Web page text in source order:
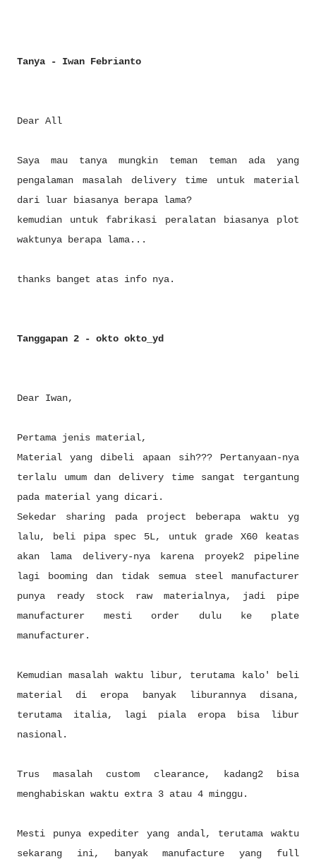
Tanya - Iwan Febrianto
Dear All
Saya mau tanya mungkin teman teman ada yang
pengalaman masalah delivery time untuk material
dari luar biasanya berapa lama?
kemudian untuk fabrikasi peralatan biasanya plot
waktunya berapa lama...
thanks banget atas info nya.
Tanggapan 2 - okto okto_yd
Dear Iwan,
Pertama jenis material,
Material yang dibeli apaan sih??? Pertanyaan-nya
terlalu umum dan delivery time sangat tergantung
pada material yang dicari.
Sekedar sharing pada project beberapa waktu yg
lalu, beli pipa spec 5L, untuk grade X60 keatas
akan lama delivery-nya karena proyek2 pipeline
lagi booming dan tidak semua steel manufacturer
punya ready stock raw materialnya, jadi pipe
manufacturer mesti order dulu ke plate
manufacturer.
Kemudian masalah waktu libur, terutama kalo' beli
material di eropa banyak liburannya disana,
terutama italia, lagi piala eropa bisa libur
nasional.
Trus masalah custom clearance, kadang2 bisa
menghabiskan waktu extra 3 atau 4 minggu.
Mesti punya expediter yang andal, terutama waktu
sekarang ini, banyak manufacture yang full